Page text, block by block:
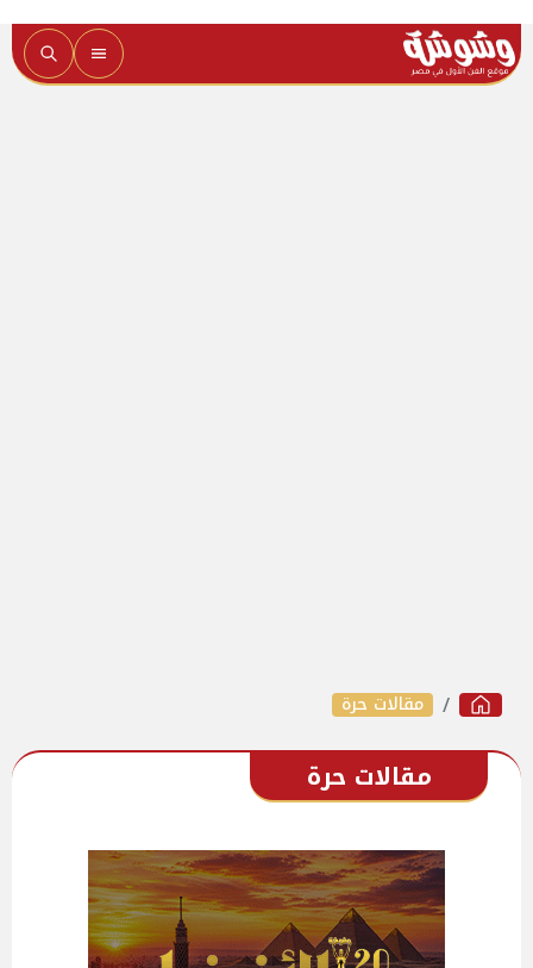
مقالات حرة
مقالات حرة